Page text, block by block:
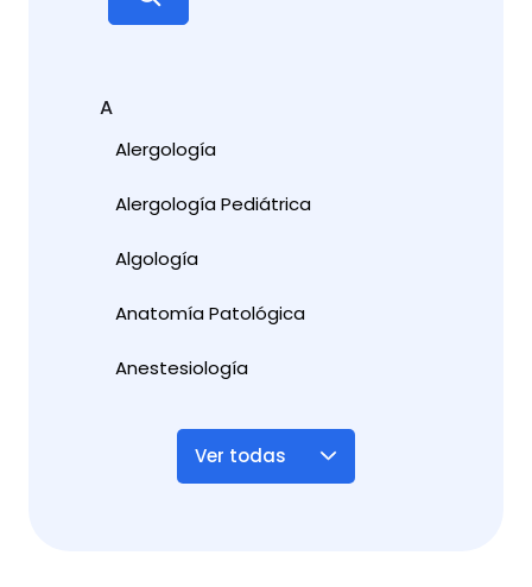
A
Alergología
Alergología Pediátrica
Algología
Anatomía Patológica
Anestesiología
Ver todas